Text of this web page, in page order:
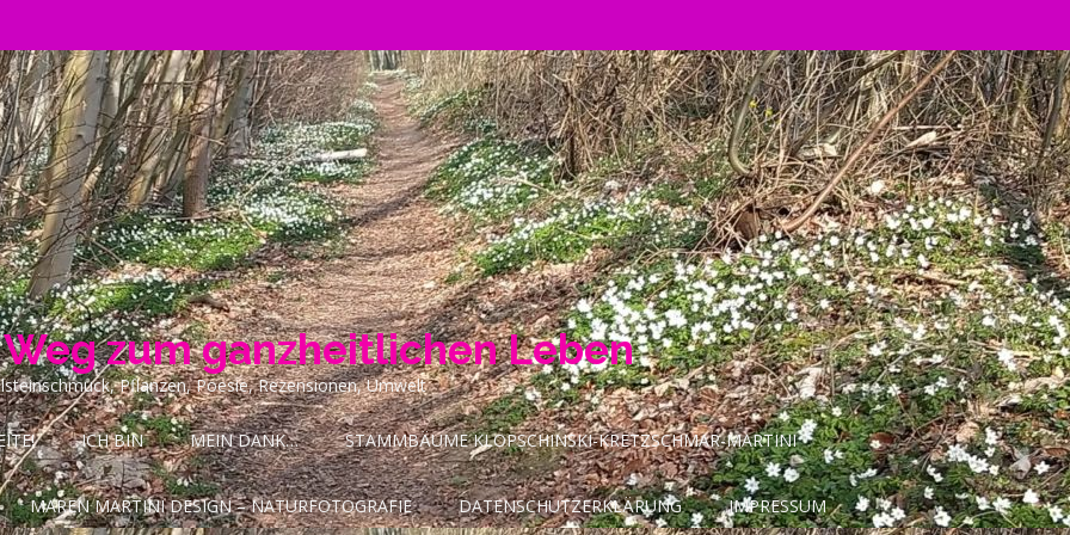
zum ganzheitlichen Leben
Pflanzen, Poesie, Rezensionen, Umwelt
ICH BIN MEIN DANK… STAMMBÄUME KLOPSCHINSKI-KRETZSCHMAR-MARTINI
MAREN MARTINI DESIGN – NATURFOTOGRAFIE DATENSCHUTZERKLÄRUNG IMPRESSUM